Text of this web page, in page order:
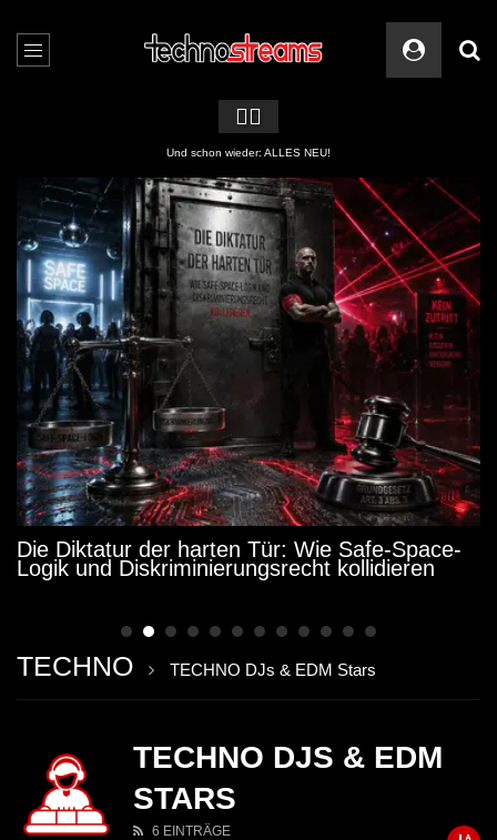
🏳️‍🌈
Und schon wieder: ALLES NEU!
Die Diktatur der harten Tür: Wie Safe-Space-
Logik und Diskriminierungsrecht kollidieren
TECHNO TECHNO DJs & EDM Stars
TECHNO DJS & EDM
STARS
6 EINTRÄGE